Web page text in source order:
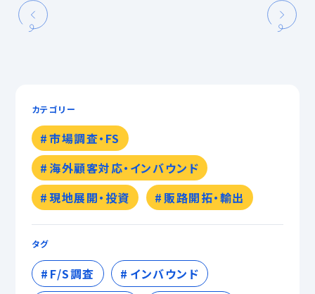
カテゴリー
市場調査・FS
海外顧客対応・インバウンド
現地展開・投資
販路開拓・輸出
タグ
F/S調査
インバウンド